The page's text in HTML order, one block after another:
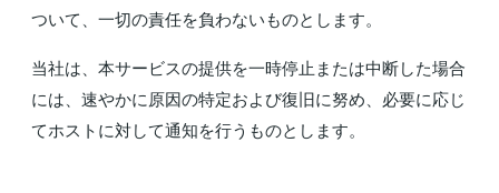
ついて、一切の責任を負わないものとします。
当社は、本サービスの提供を一時停止または中断した場合
には、速やかに原因の特定および復旧に努め、必要に応じ
てホストに対して通知を行うものとします。